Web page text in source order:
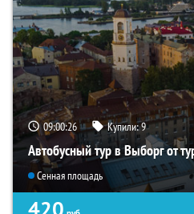
09:00:24 Купили:9
Автобусный тур в Выборг от
Сенная площадь